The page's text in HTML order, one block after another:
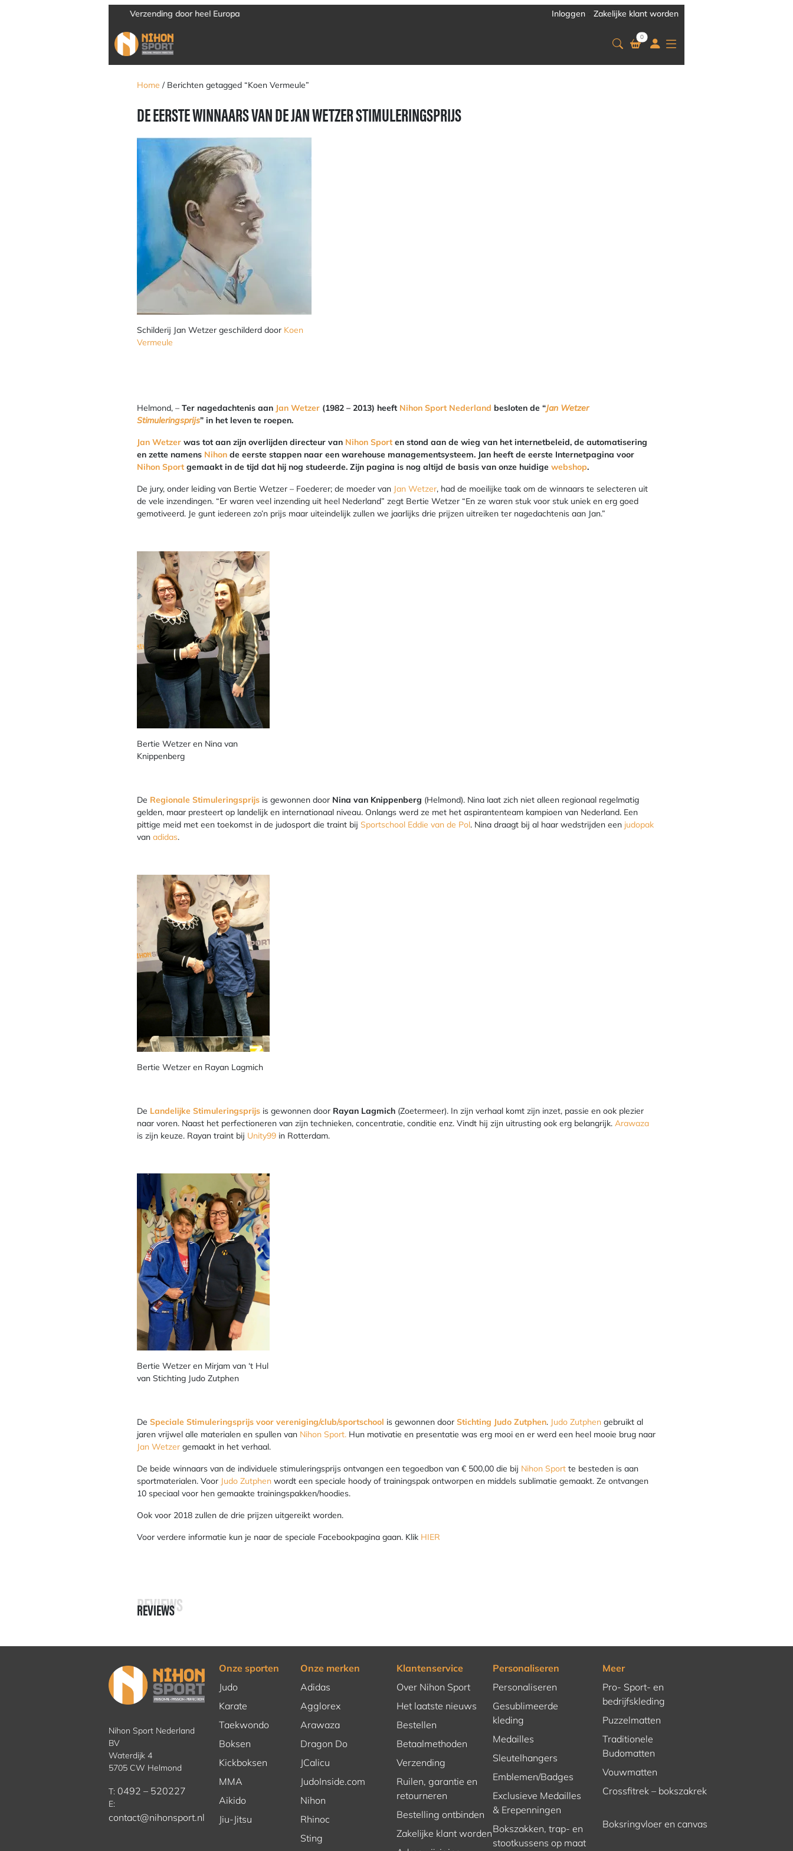
Verzending door heel Europa Inloggen Zakelijke klant worden
0
Home / Berichten getagged “Koen Vermeule”
DE EERSTE WINNAARS VAN DE JAN WETZER STIMULERINGSPRIJS
Schilderij Jan Wetzer geschilderd door Koen
Vermeule
Helmond, – Ter nagedachtenis aan Jan Wetzer (1982 – 2013) heeft Nihon Sport Nederland besloten de “Jan Wetzer
Stimuleringsprijs” in het leven te roepen.
Jan Wetzer was tot aan zijn overlijden directeur van Nihon Sport en stond aan de wieg van het internetbeleid, de automatisering
en zette namens Nihon de eerste stappen naar een warehouse managementsysteem. Jan heeft de eerste Internetpagina voor
Nihon Sport gemaakt in de tijd dat hij nog studeerde. Zijn pagina is nog altijd de basis van onze huidige webshop.
De jury, onder leiding van Bertie Wetzer – Foederer; de moeder van Jan Wetzer, had de moeilijke taak om de winnaars te selecteren uit
de vele inzendingen. “Er waren veel inzending uit heel Nederland” zegt Bertie Wetzer “En ze waren stuk voor stuk uniek en erg goed
gemotiveerd. Je gunt iedereen zo’n prijs maar uiteindelijk zullen we jaarlijks drie prijzen uitreiken ter nagedachtenis aan Jan.”
Bertie Wetzer en Nina van
Knippenberg
De Regionale Stimuleringsprijs is gewonnen door Nina van Knippenberg (Helmond). Nina laat zich niet alleen regionaal regelmatig
gelden, maar presteert op landelijk en internationaal niveau. Onlangs werd ze met het aspirantenteam kampioen van Nederland. Een
pittige meid met een toekomst in de judosport die traint bij Sportschool Eddie van de Pol. Nina draagt bij al haar wedstrijden een judopak
van adidas.
Bertie Wetzer en Rayan Lagmich
De Landelijke Stimuleringsprijs is gewonnen door Rayan Lagmich (Zoetermeer). In zijn verhaal komt zijn inzet, passie en ook plezier
naar voren. Naast het perfectioneren van zijn technieken, concentratie, conditie enz. Vindt hij zijn uitrusting ook erg belangrijk. Arawaza
is zijn keuze. Rayan traint bij Unity99 in Rotterdam.
Bertie Wetzer en Mirjam van ‘t Hul
van Stichting Judo Zutphen
De Speciale Stimuleringsprijs voor vereniging/club/sportschool is gewonnen door Stichting Judo Zutphen. Judo Zutphen gebruikt al
jaren vrijwel alle materialen en spullen van Nihon Sport. Hun motivatie en presentatie was erg mooi en er werd een heel mooie brug naar
Jan Wetzer gemaakt in het verhaal.
De beide winnaars van de individuele stimuleringsprijs ontvangen een tegoedbon van € 500,00 die bij Nihon Sport te besteden is aan
sportmaterialen. Voor Judo Zutphen wordt een speciale hoody of trainingspak ontworpen en middels sublimatie gemaakt. Ze ontvangen
10 speciaal voor hen gemaakte trainingspakken/hoodies.
Ook voor 2018 zullen de drie prijzen uitgereikt worden.
Voor verdere informatie kun je naar de speciale Facebookpagina gaan. Klik HIER
REVIEWS
REVIEWS
Nihon Sport Nederland
BV
Waterdijk 4
5705 CW Helmond
T: 0492 – 520227
E:
contact@nihonsport.nl
Onze sporten
Judo
Karate
Taekwondo
Boksen
Kickboksen
MMA
Aikido
Jiu-Jitsu
Onze merken
Adidas
Agglorex
Arawaza
Dragon Do
JCalicu
JudoInside.com
Nihon
Rhinoc
Sting
Klantenservice
Over Nihon Sport
Het laatste nieuws
Bestellen
Betaalmethoden
Verzending
Ruilen, garantie en
retourneren
Bestelling ontbinden
Zakelijke klant worden
Personaliseren
Personaliseren
Gesublimeerde
kleding
Medailles
Sleutelhangers
Emblemen/Badges
Exclusieve Medailles
& Erepenningen
Bokszakken, trap- en
stootkussens op maat
Meer
Pro- Sport- en
bedrijfskleding
Puzzelmatten
Traditionele
Budomatten
Vouwmatten
Crossfitrek – bokszakrek
Boksringvloer en canvas